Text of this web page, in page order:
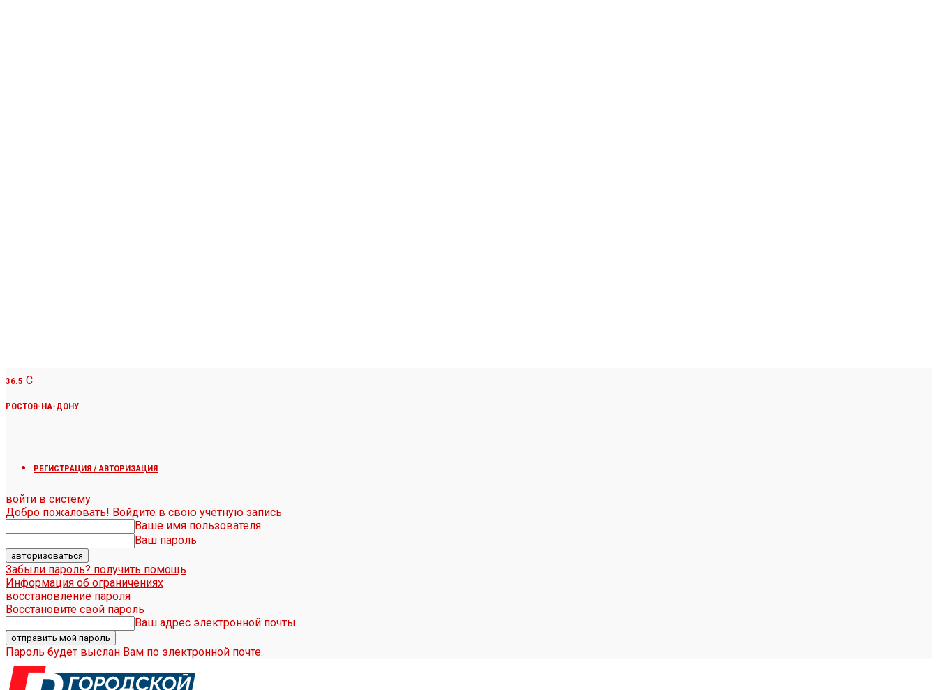
36.5 C
РОСТОВ-НА-ДОНУ
РЕГИСТРАЦИЯ / АВТОРИЗАЦИЯ
войти в систему
Добро пожаловать! Войдите в свою учётную запись
Ваше имя пользователя
Ваш пароль
Забыли пароль? получить помощь
Информация об ограничениях
восстановление пароля
Восстановите свой пароль
Ваш адрес электронной почты
Пароль будет выслан Вам по электронной почте.